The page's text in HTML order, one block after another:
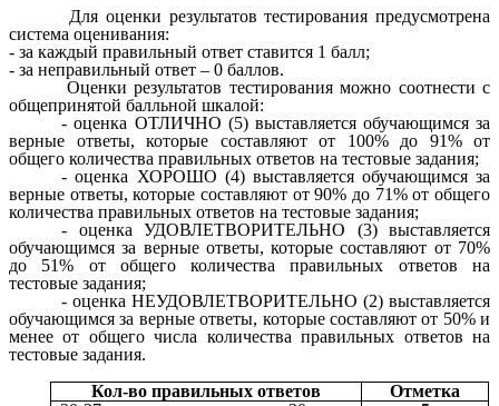
Для оценки результатов тестирования предусмотрена
система оценивания:
- за каждый правильный ответ ставится 1 балл;
- за неправильный ответ – 0 баллов.
Оценки результатов тестирования можно соотнести с
общепринятой балльной шкалой:
- оценка ОТЛИЧНО (5) выставляется обучающимся за
верные ответы, которые составляют от 100% до 91% от
общего количества правильных ответов на тестовые задания;
- оценка ХОРОШО (4) выставляется обучающимся за
верные ответы, которые составляют от 90% до 71% от общего
количества правильных ответов на тестовые задания;
- оценка УДОВЛЕТВОРИТЕЛЬНО (3) выставляется
обучающимся за верные ответы, которые составляют от 70%
до 51% от общего количества правильных ответов на
тестовые задания;
- оценка НЕУДОВЛЕТВОРИТЕЛЬНО (2) выставляется
обучающимся за верные ответы, которые составляют от 50% и
менее от общего числа количества правильных ответов на
тестовые задания.
Кол-во правильных ответов
Отметка